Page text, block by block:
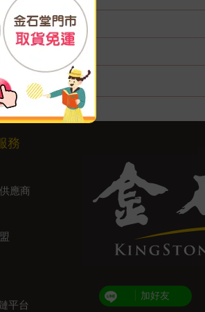
無庫存
無庫存
1
務
應商
平台
加好友